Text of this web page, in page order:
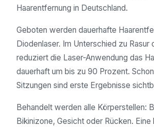
Haarentfernung in Deutschland.
Geboten werden dauerhafte
Diodenlaser. Im Unterschied zu Rasur
reduziert die Laser-Anwendung das
dauerhaft um bis zu 90 Prozent.
Sitzungen sind erste Ergebnisse
Behandelt werden alle Körperstellen:
Bikinizone, Gesicht oder Rücken.